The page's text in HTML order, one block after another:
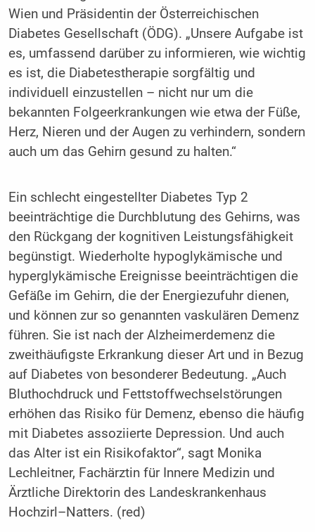
Wien und Präsidentin der Österreichischen
Diabetes Gesellschaft (ÖDG). „Unsere Aufgabe ist
es, umfassend darüber zu informieren, wie wichtig
es ist, die Diabetestherapie sorgfältig und
individuell einzustellen – nicht nur um die
bekannten Folgeerkrankungen wie etwa der Füße,
Herz, Nieren und der Augen zu verhindern, sondern
auch um das Gehirn gesund zu halten.“
Ein schlecht eingestellter Diabetes Typ 2
beeinträchtige die Durchblutung des Gehirns, was
den Rückgang der kognitiven Leistungsfähigkeit
begünstigt. Wiederholte hypoglykämische und
hyperglykämische Ereignisse beeinträchtigen die
Gefäße im Gehirn, die der Energiezufuhr dienen,
und können zur so genannten vaskulären Demenz
führen. Sie ist nach der Alzheimerdemenz die
zweithäufigste Erkrankung dieser Art und in Bezug
auf Diabetes von besonderer Bedeutung. „Auch
Bluthochdruck und Fettstoffwechselstörungen
erhöhen das Risiko für Demenz, ebenso die häufig
mit Diabetes assoziierte Depression. Und auch
das Alter ist ein Risikofaktor“, sagt Monika
Lechleitner, Fachärztin für Innere Medizin und
Ärztliche Direktorin des Landeskrankenhaus
Hochzirl–Natters. (red)